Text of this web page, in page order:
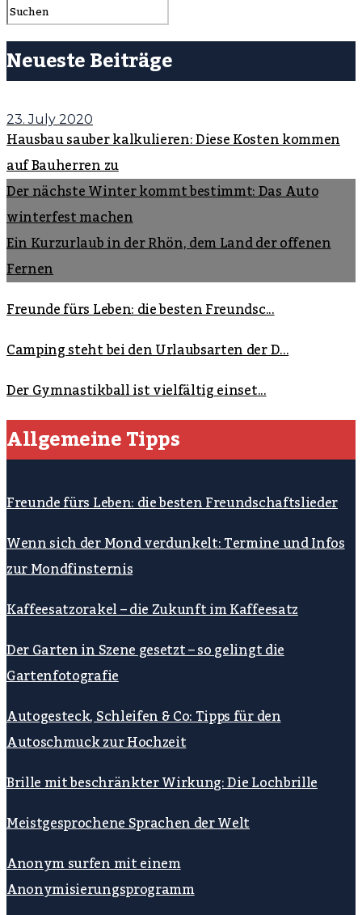
Neueste Beiträge
23. July 2020
Hausbau sauber kalkulieren: Diese Kosten kommen
auf Bauherren zu
Der nächste Winter kommt bestimmt: Das Auto
winterfest machen
Ein Kurzurlaub in der Rhön, dem Land der offenen
Fernen
Freunde fürs Leben: die besten Freundsc...
Camping steht bei den Urlaubsarten der D...
Der Gymnastikball ist vielfältig einset...
Allgemeine Tipps
Freunde fürs Leben: die besten Freundschaftslieder
Wenn sich der Mond verdunkelt: Termine und Infos
zur Mondfinsternis
Kaffeesatzorakel – die Zukunft im Kaffeesatz
Der Garten in Szene gesetzt – so gelingt die
Gartenfotografie
Autogesteck, Schleifen & Co: Tipps für den
Autoschmuck zur Hochzeit
Brille mit beschränkter Wirkung: Die Lochbrille
Meistgesprochene Sprachen der Welt
Anonym surfen mit einem
Anonymisierungsprogramm